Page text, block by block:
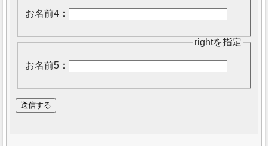
お名前4：
rightを指定
お名前5：